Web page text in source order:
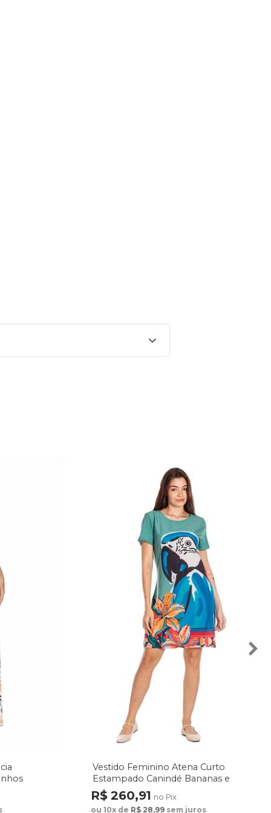
Vestido Feminino Atena Curto
Estampado Canindé Bananas e
Lírio
R$ 260,91 no Pix
ou 10x de R$ 28,99 sem juros